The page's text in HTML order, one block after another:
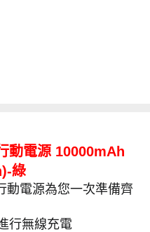
動電源 10000mAh
綠
動電源為您一次準備齊
行無線充電